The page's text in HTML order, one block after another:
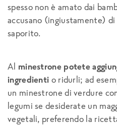
spesso non è amato dai
accusano (ingiustamente) di
saporito.
Al minestrone potete
ingredienti o ridurli; ad
un minestrone di verdure
legumi se desiderate un
vegetali, preferendo la